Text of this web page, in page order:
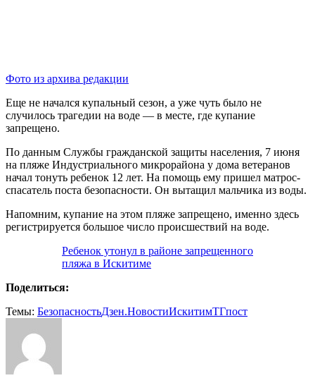
Фото из архива редакции
Еще не начался купальный сезон, а уже чуть было не
случилось трагедии на воде — в месте, где купание
запрещено.
По данным Службы гражданской защиты населения, 7 июня
на пляже Индустриального микрорайона у дома ветеранов
начал тонуть ребенок 12 лет. На помощь ему пришел матрос-
спасатель поста безопасности. Он вытащил мальчика из воды.
Напомним, купание на этом пляже запрещено, именно здесь
регистрируется большое число происшествий на воде.
Ребенок утонул в районе запрещенного
пляжа в Искитиме
Поделиться:
Темы: БезопасностьДзен.НовостиИскитимТГпост